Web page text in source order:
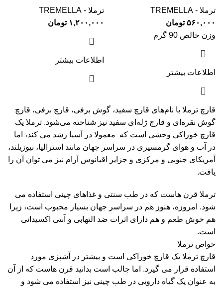
ترملا - TREMELLA
۵۶۰,۰۰۰ تومان
وزن خالص 90 گرم
اطلاعات بیشتر
ترملا - TREMELLA
۱,۲۰۰,۰۰۰ تومان
اطلاعات بیشتر
قارچ ترملا با نام‌های قارچ سفید، گوش برفی، قارچ برفی، قارچ
گوش نقره‌ای و قارچ ژله‌ای سفید نیز شناخته می‌شود. ترملا یک
قارچ خوراکی وحشی است که معمولا در آسیا رشد می کند، اما
در آب و هوای گرمسیری در سراسر جهان مانند استرالیا، نیوزیلند،
آمریکای جنوبی و مرکزی و جزایر اقیانوس آرام نیز می توان آن را
یافت.
ترملا قرن هاست که در طب سنتی و غذاهای چینی استفاده می
شود. امروزه، هنوز هم در سراسر جهان بسیار محبوب است، زیرا
هم خوش طعم و هم دارای اثرات ضد التهابی و آنتی اکسیدانی
است.
خواص ترملا
قارچ ترملا یک قارچ خوراکی است و بیشتر در آشپزی مورد
استفاده قرار می گیرد. اما جالب است بدانید قرن هاست که از آن
به عنوان یک گیاه دارویی در طب چینی نیز استفاده می شود و